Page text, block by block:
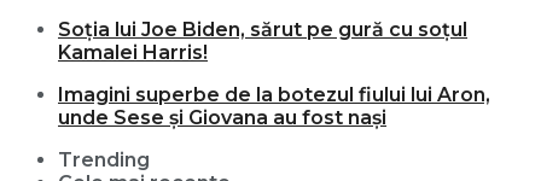
Soția lui Joe Biden, sărut pe gură cu soțul
Kamalei Harris!
Imagini superbe de la botezul fiului lui Aron,
unde Sese și Giovana au fost nași
Trending